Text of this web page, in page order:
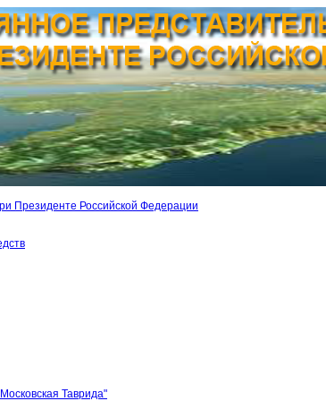
Президенте Российской Федерации
Таврида"